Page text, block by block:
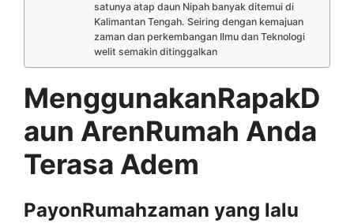
satunya atap daun Nipah banyak ditemui di
Kalimantan Tengah. Seiring dengan kemajuan
zaman dan perkembangan Ilmu dan Teknologi
welit semakin ditinggalkan
MenggunakanRapakD
aun ArenRumah Anda
Terasa Adem
PayonRumahzaman yang lalu